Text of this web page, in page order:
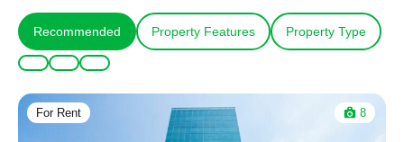
Recommended Property Features Property Type
For Rent 8